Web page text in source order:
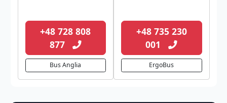
+48 728 808
877
Bus Anglia
+48 735 230
001
ErgoBus